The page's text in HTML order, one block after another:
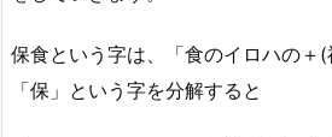
保食という字は、「食のイロハの＋(
「保」という字を分解すると